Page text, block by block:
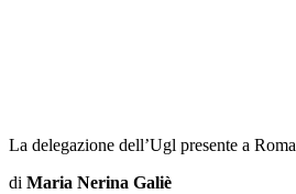
La delegazione dell’Ugl presente a Roma
di Maria Nerina Galiè